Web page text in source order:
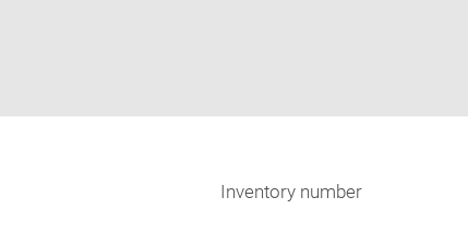
Inventory number